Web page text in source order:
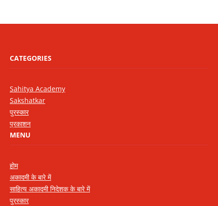
CATEGORIES
Sahitya Academy
Sakshatkar
पुरस्कार
प्रकाशन
MENU
होम
अकादमी के बारे में
साहित्य अकादमी निदेशक के बारे में
पुरस्कार